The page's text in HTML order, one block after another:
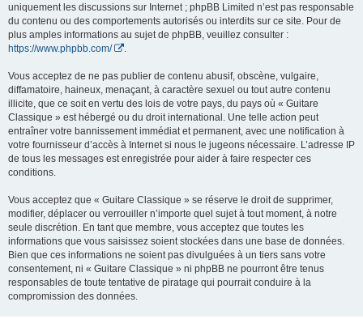
uniquement les discussions sur Internet ; phpBB Limited n’est pas responsable
du contenu ou des comportements autorisés ou interdits sur ce site. Pour de
plus amples informations au sujet de phpBB, veuillez consulter :
https://www.phpbb.com/
Vous acceptez de ne pas publier de contenu abusif, obscène, vulgaire,
diffamatoire, haineux, menaçant, à caractère sexuel ou tout autre contenu
illicite, que ce soit en vertu des lois de votre pays, du pays où « Guitare
Classique » est hébergé ou du droit international. Une telle action peut
entraîner votre bannissement immédiat et permanent, avec une notification à
votre fournisseur d’accès à Internet si nous le jugeons nécessaire. L’adresse IP
de tous les messages est enregistrée pour aider à faire respecter ces
conditions.
Vous acceptez que « Guitare Classique » se réserve le droit de supprimer,
modifier, déplacer ou verrouiller n’importe quel sujet à tout moment, à notre
seule discrétion. En tant que membre, vous acceptez que toutes les
informations que vous saisissez soient stockées dans une base de données.
Bien que ces informations ne soient pas divulguées à un tiers sans votre
consentement, ni « Guitare Classique » ni phpBB ne pourront être tenus
responsables de toute tentative de piratage qui pourrait conduire à la
compromission des données.